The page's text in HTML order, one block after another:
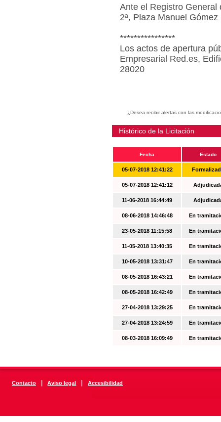
Ante el Registro General
2ª, Plaza Manuel
****************
Los actos de apertura
Empresarial Red.es,
28020
¿Desea recibir alertas con las
Histórico de la Licitación
Fecha Estado
05-07-2018 12:41:22
05-07-2018 12:41:12
11-06-2018 16:44:49
08-06-2018 14:46:48 En
23-05-2018 11:15:58 En
11-05-2018 13:40:35 En
10-05-2018 13:31:47 En
08-05-2018 16:43:21 En
08-05-2018 16:42:49 En
27-04-2018 13:29:25 En
27-04-2018 13:24:59 En
08-03-2018 16:09:49 En
Contacto | Aviso legal | Accesibilidad